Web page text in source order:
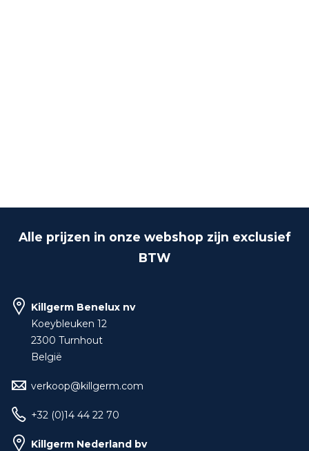
Alle prijzen in onze webshop zijn exclusief
BTW
Killgerm Benelux nv
Koeybleuken 12
2300 Turnhout
België
verkoop@killgerm.com
+32 (0)14 44 22 70
Killgerm Nederland bv